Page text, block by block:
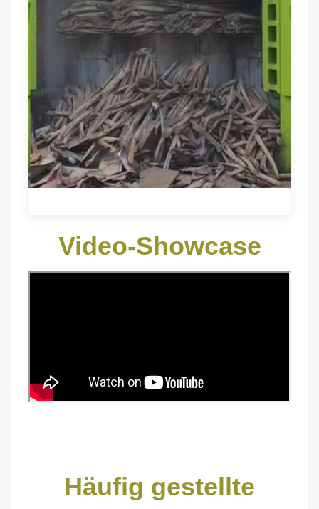
Video-Showcase
Häufig gestellte